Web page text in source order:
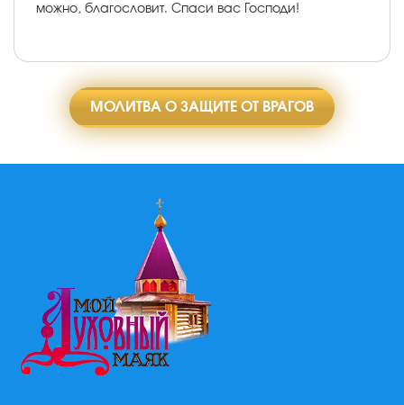
можно, благословит. Спаси вас Господи!
МОЛИТВА О ЗАЩИТЕ ОТ ВРАГОВ